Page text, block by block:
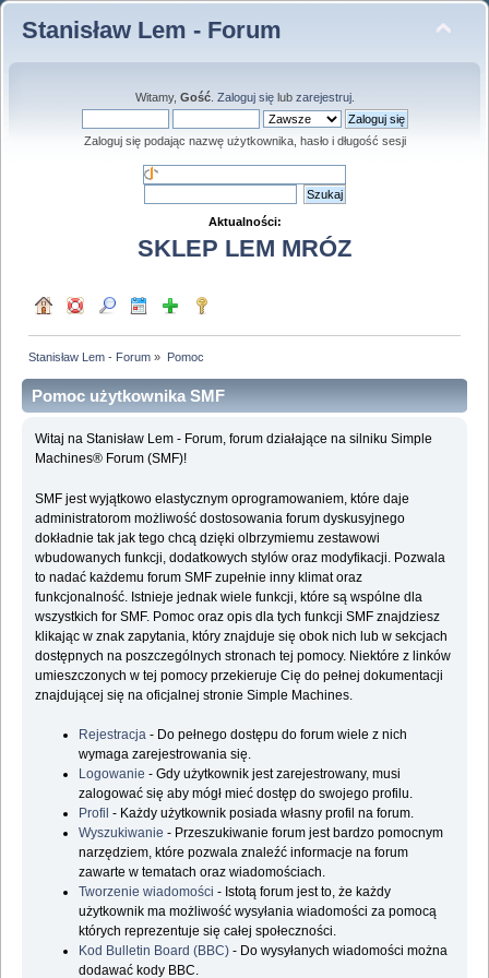
Stanisław Lem - Forum
Witamy, Gość. Zaloguj sięlub zarejestruj.
Zaloguj się podając nazwę użytkownika, hasło i długość sesji
Aktualności:
SKLEP LEM MRÓZ
Stanisław Lem - Forum » Pomoc
Pomoc użytkownika SMF
Witaj na Stanisław Lem - Forum, forum działające na silniku Simple
Machines® Forum (SMF)!
SMF jest wyjątkowo elastycznym oprogramowaniem, które daje
administratorom możliwość dostosowania forum dyskusyjnego
dokładnie tak jak tego chcą dzięki olbrzymiemu zestawowi
wbudowanych funkcji, dodatkowych stylów oraz modyfikacji. Pozwala
to nadać każdemu forum SMF zupełnie inny klimat oraz
funkcjonalność. Istnieje jednak wiele funkcji, które są wspólne dla
wszystkich for SMF. Pomoc oraz opis dla tych funkcji SMF znajdziesz
klikając w znak zapytania, który znajduje się obok nich lub w sekcjach
dostępnych na poszczególnych stronach tej pomocy. Niektóre z linków
umieszczonych w tej pomocy przekieruje Cię do pełnej dokumentacji
znajdującej się na oficjalnej stronie Simple Machines.
Rejestracja - Do pełnego dostępu do forum wiele z nich
wymaga zarejestrowania się.
Logowanie - Gdy użytkownik jest zarejestrowany, musi
zalogować się aby mógł mieć dostęp do swojego profilu.
Profil - Każdy użytkownik posiada własny profil na forum.
Wyszukiwanie - Przeszukiwanie forum jest bardzo pomocnym
narzędziem, które pozwala znaleźć informacje na forum
zawarte w tematach oraz wiadomościach.
Tworzenie wiadomości - Istotą forum jest to, że każdy
użytkownik ma możliwość wysyłania wiadomości za pomocą
których reprezentuje się całej społeczności.
Kod Bulletin Board (BBC) - Do wysyłanych wiadomości można
dodawać kody BBC.